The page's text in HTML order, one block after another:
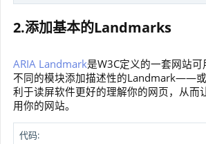
2.添加基本的Landmarks
ARIA Landmark是W3C定义的一套网站
不同的模块添加描述性的Landmark——
利于读屏软件更好的理解你的网页，从而
用你的网站。
代码: